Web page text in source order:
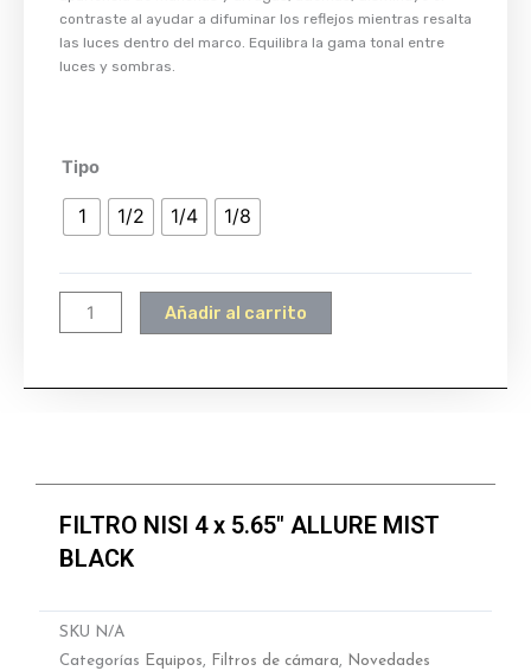
contraste al ayudar a difuminar los reflejos mientras resalta
las luces dentro del marco. Equilibra la gama tonal entre
luces y sombras.
Tipo
1 1/2 1/4 1/8
FILTRO
5.65"
ALLURE
MIST
cantidad
Añadir al carrito
FILTRO NISI 4 x 5.65″ ALLURE MIST
BLACK
SKU
N/A
Categorías
Equipos, Filtros de cámara, Novedades